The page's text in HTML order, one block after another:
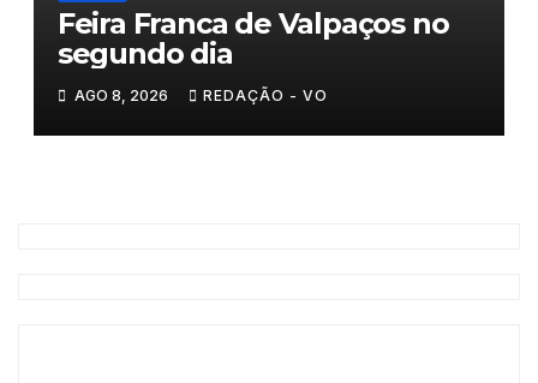
Feira Franca de Valpaços no
segundo dia
AGO 8, 2026 REDAÇÃO - VO